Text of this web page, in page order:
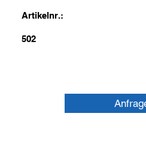
Artikelnr.:
502